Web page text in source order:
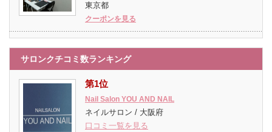
東京都
クーポンを見る
サロンクチコミ数ランキング
第1位
Nail Salon YOU AND NAIL
ネイルサロン / 大阪府
口コミ一覧を見る